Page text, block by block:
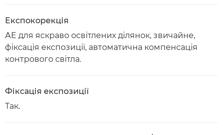
Експокорекція
АЕ для яскраво освітлених ділянок, звичайне,
фіксація експозиції, автоматична компенсація
контрового світла.
Фіксація експозиції
Так.